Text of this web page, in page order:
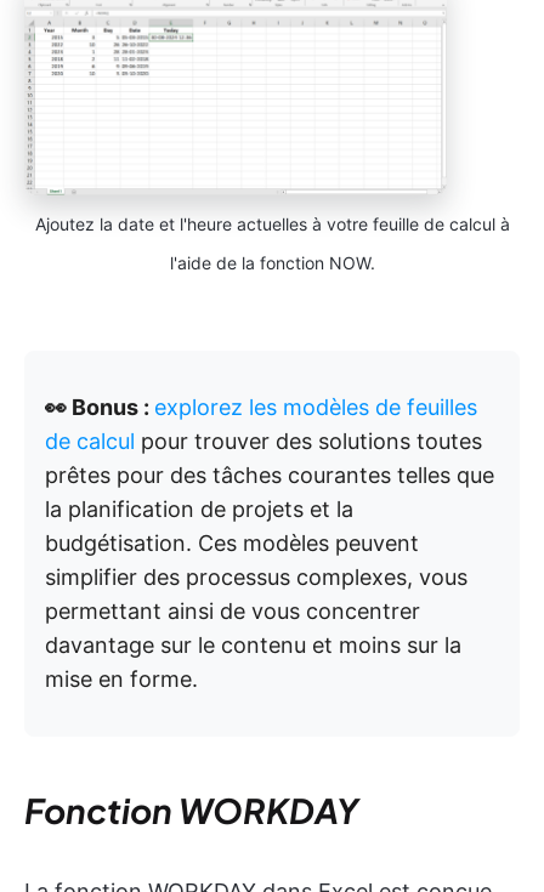
Ajoutez la date et l'heure actuelles à votre feuille de calcul à
l'aide de la fonction NOW.
👀 Bonus : explorez les modèles de feuilles
de calcul pour trouver des solutions toutes
prêtes pour des tâches courantes telles que
la planification de projets et la
budgétisation. Ces modèles peuvent
simplifier des processus complexes, vous
permettant ainsi de vous concentrer
davantage sur le contenu et moins sur la
mise en forme.
Fonction WORKDAY